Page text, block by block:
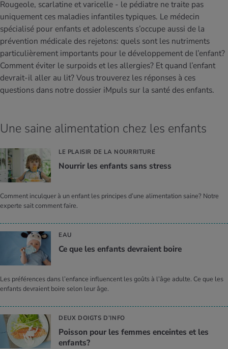
et intolérances
Calculez votre besoin en calories
d’hiver
ACTUELS DANS LE DOMAINE MOUVEMENT
Calculer la consommation de calories
Course & Jogging
au quotidien
de relaxation
ACTUELS DANS LE DOMAINE RELAXATION
Travail et santé
Détente active
médical
spécialisée
des femmes
Douleurs nerveuses
ACTUELS DANS LE DOMAINE SERVICE
Offres
Tool, test et quiz
Rougeole, scarlatine et varicelle - le pédiatre ne traite pas
uniquement ces maladies infantiles typiques. Le médecin
spécialisé pour enfants et adolescents s’occupe aussi de la
prévention médicale des rejetons: quels sont les nutriments
particulièrement importants pour le développement de l’enfant?
Comment éviter le surpoids et les allergies? Et quand l’enfant
devrait-il aller au lit? Vous trouverez les réponses à ces
questions dans notre dossier iMpuls sur la santé des enfants.
Une saine alimentation chez les enfants
LE PLAISIR DE LA NOURRITURE
Nour­rir les enfants sans stress
Comment inculquer à un enfant les principes d’une alimentation saine? Notre
experte sait comment faire.
EAU
Ce que les enfants devraient boire
Les préférences dans l’enfance influencent les goûts à l’âge adulte. Ce que les
enfants devraient boire selon leur âge.
DEUX DOIGTS D’INFO
Pois­son pour les femmes enceintes et les
enfants?